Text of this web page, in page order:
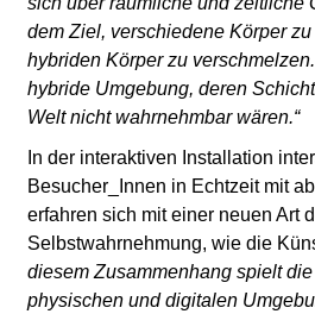
dem Ziel, verschiedene Körper
hybriden Körper zu
hybride Umgebung, deren
Welt nicht wahrnehmbar wären.“
In der interaktiven Installation
Besucher_Innen in Echtzeit mit
erfahren sich mit einer neuen Art
Selbstwahrnehmung, wie die
diesem Zusammenhang spielt
physischen und digitalen